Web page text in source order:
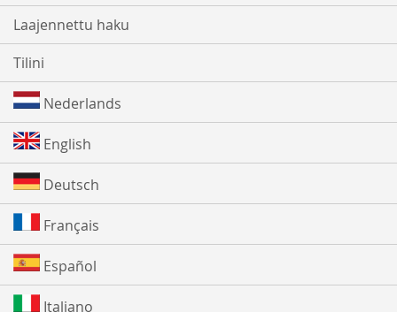
Laajennettu haku
Tilini
Nederlands
English
Deutsch
Français
Español
Italiano